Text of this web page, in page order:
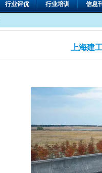
行业评优 行业培训 信息
上海建